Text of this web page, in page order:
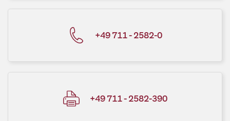
+49 711 - 2582-0
+49 711 - 2582-390